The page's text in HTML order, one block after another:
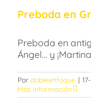
Preboda en
Preboda en
Ángel... y
Por dobleenfoque |
Más información